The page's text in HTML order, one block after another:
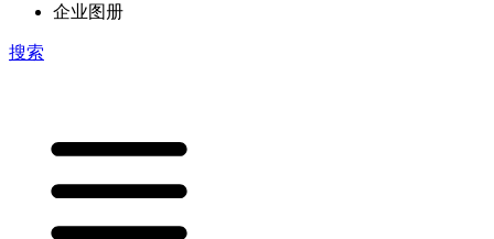
企业图册
搜索